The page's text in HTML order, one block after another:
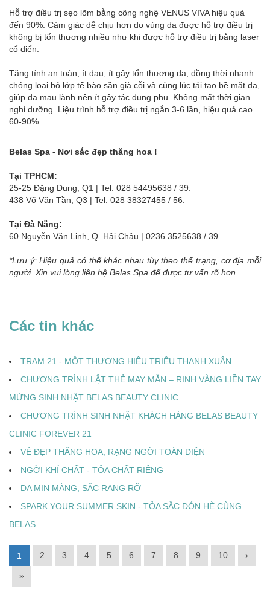
Hỗ trợ điều trị sẹo lõm bằng công nghệ VENUS VIVA hiệu quả
đến 90%. Cảm giác dễ chịu hơn do vùng da được hỗ trợ điều trị
không bị tổn thương nhiều như khi được hỗ trợ điều trị bằng laser
cổ điển.
Tăng tính an toàn, ít đau, ít gây tổn thương da, đồng thời nhanh
chóng loại bỏ lớp tế bào sần già cỗi và cùng lúc tái tạo bề mặt da,
giúp da mau lành nên ít gây tác dụng phụ. Không mất thời gian
nghỉ dưỡng. Liệu trình hỗ trợ điều trị ngắn 3-6 lần, hiệu quả cao
60-90%.
Belas Spa - Nơi sắc đẹp thăng hoa !
Tại TPHCM:
25-25 Đặng Dung, Q1 | Tel: 028 54495638 / 39.
438 Võ Văn Tần, Q3 | Tel: 028 38327455 / 56.
Tại Đà Nẵng:
60 Nguyễn Văn Linh, Q. Hải Châu | 0236 3525638 / 39.
*Lưu ý: Hiệu quả có thể khác nhau tùy theo thể trạng, cơ địa mỗi
người. Xin vui lòng liên hệ Belas Spa để được tư vấn rõ hơn.
Các tin khác
TRẠM 21 - MỘT THƯƠNG HIỆU TRIỆU THANH XUÂN
CHƯƠNG TRÌNH LẬT THẺ MAY MẮN – RINH VÀNG LIỀN TAY
MỪNG SINH NHẬT BELAS BEAUTY CLINIC
CHƯƠNG TRÌNH SINH NHẬT KHÁCH HÀNG BELAS BEAUTY
CLINIC FOREVER 21
VẺ ĐẸP THĂNG HOA, RẠNG NGỜI TOÀN DIỆN
NGỜI KHÍ CHẤT - TỎA CHẤT RIÊNG
DA MỊN MÀNG, SẮC RẠNG RỠ
SPARK YOUR SUMMER SKIN - TỎA SẮC ĐÓN HÈ CÙNG
BELAS
1 2 3 4 5 6 7 8 9 10 ›
»